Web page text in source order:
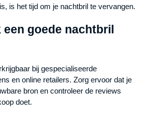
is het tijd om je nachtbril te vervangen.
een goede nachtbril
bij gespecialiseerde
en online retailers. Zorg ervoor dat je
bron en controleer de reviews
doet.